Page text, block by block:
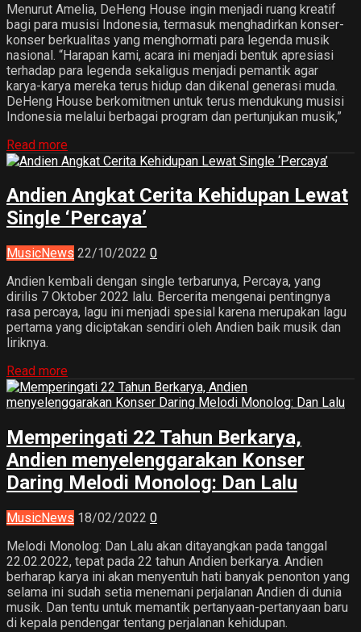
Menurut Amelia, DeHeng House ingin menjadi ruang kreatif
bagi para musisi Indonesia, termasuk menghadirkan konser-
konser berkualitas yang menghormati para legenda musik
nasional. “Harapan kami, acara ini menjadi bentuk apresiasi
terhadap para legenda sekaligus menjadi pemantik agar
karya-karya mereka terus hidup dan dikenal generasi muda.
DeHeng House berkomitmen untuk terus mendukung musisi
Indonesia melalui berbagai program dan pertunjukan musik,”
Read more
Andien Angkat Cerita Kehidupan Lewat
Single ‘Percaya’
MusicNews 22/10/2022 0
Andien kembali dengan single terbarunya, Percaya, yang
dirilis 7 Oktober 2022 lalu. Bercerita mengenai pentingnya
rasa percaya, lagu ini menjadi spesial karena merupakan lagu
pertama yang diciptakan sendiri oleh Andien baik musik dan
liriknya.
Read more
Memperingati 22 Tahun Berkarya,
Andien menyelenggarakan Konser
Daring Melodi Monolog: Dan Lalu
MusicNews 18/02/2022 0
Melodi Monolog: Dan Lalu akan ditayangkan pada tanggal
22.02.2022, tepat pada 22 tahun Andien berkarya. Andien
berharap karya ini akan menyentuh hati banyak penonton yang
selama ini sudah setia menemani perjalanan Andien di dunia
musik. Dan tentu untuk memantik pertanyaan-pertanyaan baru
di kepala pendengar tentang perjalanan kehidupan.